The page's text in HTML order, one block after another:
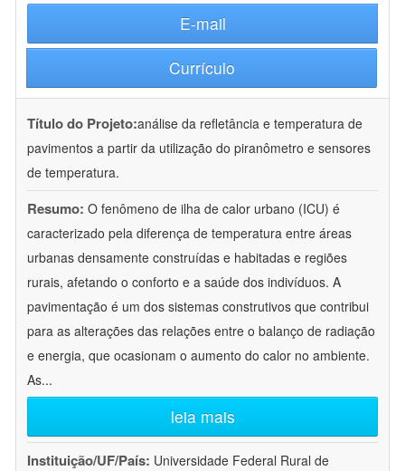
E-mail
Currículo
Título do Projeto:análise da refletância e temperatura de
pavimentos a partir da utilização do piranômetro e sensores
de temperatura.
Resumo: O fenômeno de ilha de calor urbano (ICU) é
caracterizado pela diferença de temperatura entre áreas
urbanas densamente construídas e habitadas e regiões
rurais, afetando o conforto e a saúde dos indivíduos. A
pavimentação é um dos sistemas construtivos que contribui
para as alterações das relações entre o balanço de radiação
e energia, que ocasionam o aumento do calor no ambiente.
As...
leia mais
Instituição/UF/País: Universidade Federal Rural de